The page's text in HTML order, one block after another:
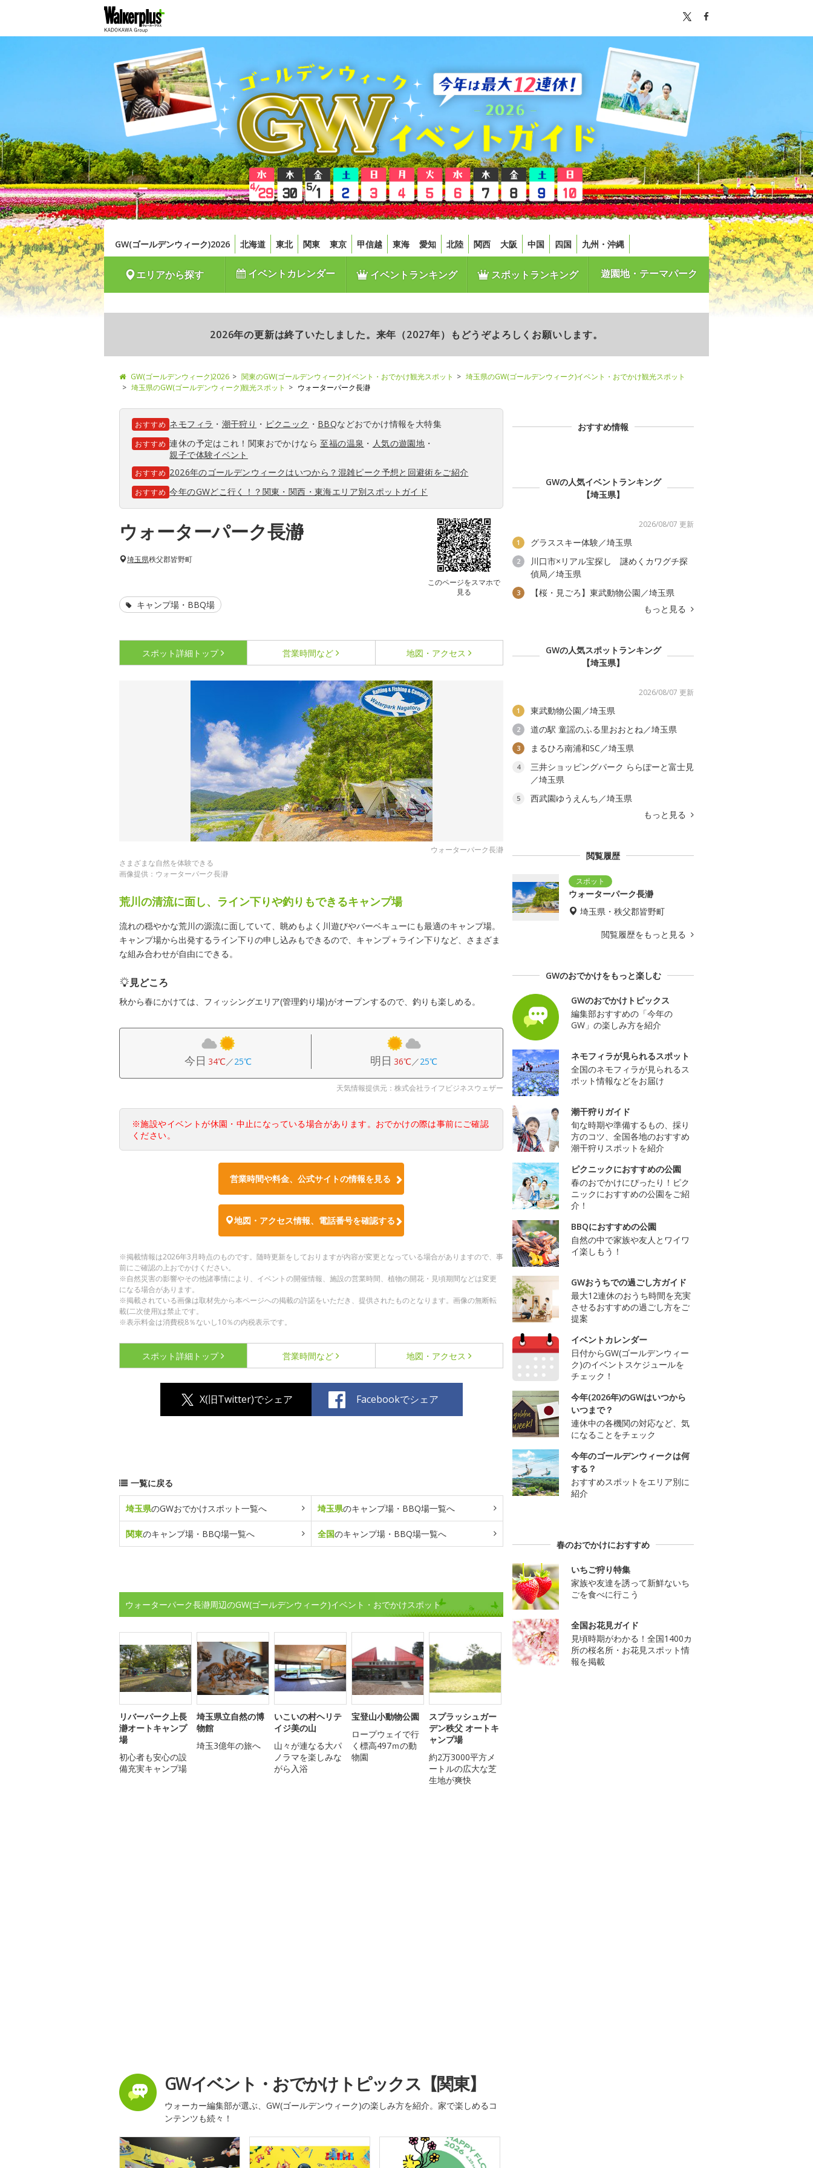
GW(ゴールデンウィーク)2026 北海道 東北 関東 東京 甲信越 東海 愛知 北陸 関西 大阪 中国 四国 九州・沖縄
エリアから探す イベントカレンダー イベントランキング スポットランキング 遊園地・テーマパーク
2026年の更新は終了いたしました。来年（2027年）もどうぞよろしくお願いします。
GW(ゴールデンウィーク)2026 関東のGW(ゴールデンウィーク)イベント・おでかけ観光スポット
埼玉県のGW(ゴールデンウィーク)イベント・おでかけ観光スポット
埼玉県のGW(ゴールデンウィーク)観光スポット
ウォーターパーク長瀞
おすすめ ネモフィラ ・ 潮干狩り ・ ピクニック ・ BBQなどおでかけ情報を大特集
おすすめ 連休の予定はこれ！関東おでかけなら至福の温泉 ・ 人気の遊園地 ・
親子で体験イベント
おすすめ 2026年のゴールデンウィークはいつから？混雑ピーク予想と回避術をご紹介
おすすめ 今年のGWどこ行く！？関東・関西・東海エリア別スポットガイド
ウォーターパーク長瀞
このページをスマホで
見る
埼玉県秩父郡皆野町
キャンプ場・BBQ場
スポット詳細 トップ 営業時間など 地図・アクセス
ウォーターパーク長瀞
さまざまな自然を体験できる
画像提供：ウォーターパーク長瀞
荒川の清流に面し、ライン下りや釣りもできるキャンプ場
流れの穏やかな荒川の源流に面していて、眺めもよく川遊びやバーベキューにも最適のキャンプ場。
キャンプ場から出発するライン下りの申し込みもできるので、キャンプ＋ライン下りなど、さまざま
な組み合わせが自由にできる。
見どころ
秋から春にかけては、フィッシングエリア(管理釣り場)がオープンするので、釣りも楽しめる。
今日 34℃／25℃ 明日 36℃／25℃
天気情報提供元：株式会社ライフビジネスウェザー
※施設やイベントが休園・中止になっている場合があります。おでかけの際は事前にご確認
ください。
営業時間や料金、公式サイトの情報を見る
地図・アクセス情報、電話番号を確認する
※掲載情報は2026年3月時点のものです。随時更新をしておりますが内容が変更となっている場合がありますので、事
前にご確認の上おでかけください。
※自然災害の影響やその他諸事情により、イベントの開催情報、施設の営業時間、植物の開花・見頃期間などは変更
になる場合があります。
※掲載されている画像は取材先から本ページへの掲載の許諾をいただき、提供されたものとなります。画像の無断転
載(二次使用)は禁止です。
※表示料金は消費税8％ないし10％の内税表示です。
スポット詳細 トップ 営業時間など 地図・アクセス
X(旧Twitter)でシェア Facebookでシェア
一覧に戻る
埼玉県のGWおでかけスポット一覧へ 埼玉県のキャンプ場・BBQ場一覧へ
関東のキャンプ場・BBQ場一覧へ 全国のキャンプ場・BBQ場一覧へ
ウォーターパーク長瀞周辺のGW(ゴールデンウィーク)イベント・おでかけスポット
リバーパーク上長
瀞オートキャンプ
場
初心者も安心の設
備充実キャンプ場
埼玉県立自然の博
物館
埼玉3億年の旅へ
いこいの村ヘリテ
イジ美の山
山々が連なる大パ
ノラマを楽しみな
がら入浴
宝登山小動物公園
ロープウェイで行
く標高497ｍの動
物園
スプラッシュガー
デン秩父 オートキ
ャンプ場
約2万3000平方メ
ートルの広大な芝
生地が爽快
GWイベント・おでかけトピックス【関東】
ウォーカー編集部が選ぶ、GW(ゴールデンウィーク)の楽しみ方を紹介。家で楽しめるコ
ンテンツも続々！
おすすめ情報
GWの人気イベントランキング
【埼玉県】
2026/08/07 更新
1 グラススキー体験／埼玉県
2
川口市×リアル宝探し 謎めくカワグチ探
偵局／埼玉県
3
【桜・見ごろ】東武動物公園／埼玉県
もっと見る
GWの人気スポットランキング
【埼玉県】
2026/08/07 更新
1 東武動物公園／埼玉県
2 道の駅 童謡のふる里おおとね／埼玉県
3 まるひろ南浦和SC／埼玉県
4
三井ショッピングパーク ららぽーと富士見
／埼玉県
5
西武園ゆうえんち／埼玉県
もっと見る
閲覧履歴
ウォーターパーク長瀞
埼玉県・秩父郡皆野町
閲覧履歴をもっと見る
GWのおでかけをもっと楽しむ
GWのおでかけトピックス
編集部おすすめの「今年の
GW」の楽しみ方を紹介
ネモフィラが見られるスポット
全国のネモフィラが見られるス
ポット情報などをお届け
潮干狩りガイド
旬な時期や準備するもの、採り
方のコツ、全国各地のおすすめ
潮干狩りスポットを紹介
ピクニックにおすすめの公園
春のおでかけにぴったり！ピク
ニックにおすすめの公園をご紹
介！
BBQにおすすめの公園
自然の中で家族や友人とワイワ
イ楽しもう！
GWおうちでの過ごし方ガイド
最大12連休のおうち時間を充実
させるおすすめの過ごし方をご
提案
イベントカレンダー
日付からGW(ゴールデンウィー
ク)のイベントスケジュールを
チェック！
今年(2026年)のGWはいつから
いつまで？
連休中の各機関の対応など、気
になることをチェック
今年のゴールデンウィークは何
する？
おすすめスポットをエリア別に
紹介
春のおでかけにおすすめ
いちご狩り特集
家族や友達を誘って新鮮ないち
ごを食べに行こう
全国お花見ガイド
見頃時期がわかる！全国1400カ
所の桜名所・お花見スポット情
報を掲載